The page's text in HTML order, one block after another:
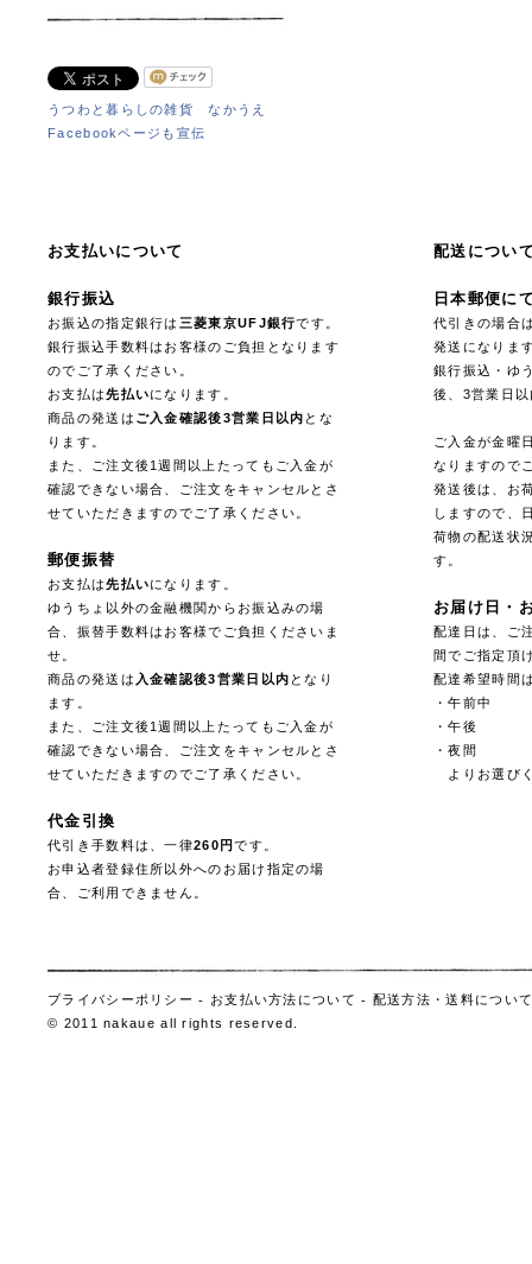
うつわと暮らしの雑貨 なかうえ
Facebookページも宣伝
お支払いについて
銀行振込
お振込の指定銀行は 三菱東京UFJ銀行です。
銀行振込手数料はお客様のご負担となります
のでご了承ください。
お支払は先払いになります。
商品の発送は ご入金確認後3営業日以内 とな
ります。
また、ご注文後1週間以上たってもご入金が
確認できない場合、ご注文をキャンセルとさ
せていただきますのでご了承ください。
郵便振替
お支払は先払いになります。
ゆうちょ以外の金融機関からお振込みの場
合、振替手数料はお客様でご負担くださいま
せ。
商品の発送は 入金確認後3営業日以内 となり
ます。
また、ご注文後1週間以上たってもご入金が
確認できない場合、ご注文をキャンセルとさ
せていただきますのでご了承ください。
代金引換
代引き手数料は、一律260円です。
お申込者登録住所以外へのお届け指定の場
合、ご利用できません。
配送につい
日本郵便に
代引きの場合
発送になりま
銀行振込・ゆ
後、3営業日
ご入金が金曜
なりますので
発送後は、お
しますので、
荷物の配送状
す。
お届け日・
配達日は、ご
間でご指定頂
配達希望時間
・午前中
・午後
・夜間
よりお選び
プライバシーポリシー - お支払い方法について - 配送方法・送料につい
© 2011 nakaue all rights reserved.